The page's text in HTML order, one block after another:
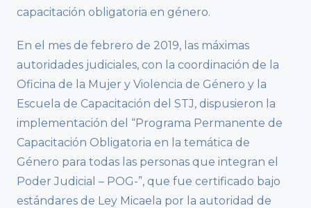
capacitación obligatoria en género.
En el mes de febrero de 2019, las máximas
autoridades judiciales, con la coordinación de la
Oficina de la Mujer y Violencia de Género y la
Escuela de Capacitación del STJ, dispusieron la
implementación del “Programa Permanente de
Capacitación Obligatoria en la temática de
Género para todas las personas que integran el
Poder Judicial – POG-”, que fue certificado bajo
estándares de Ley Micaela por la autoridad de